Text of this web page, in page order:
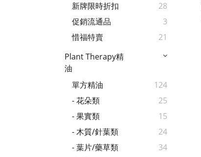
新牌限時折扣
28
促銷流通品
3
惜福特賣
21
Plant Therapy精
油
單方精油
124
- 花朵類
25
- 果實類
15
- 木質/針葉類
24
- 葉片/藥草類
34